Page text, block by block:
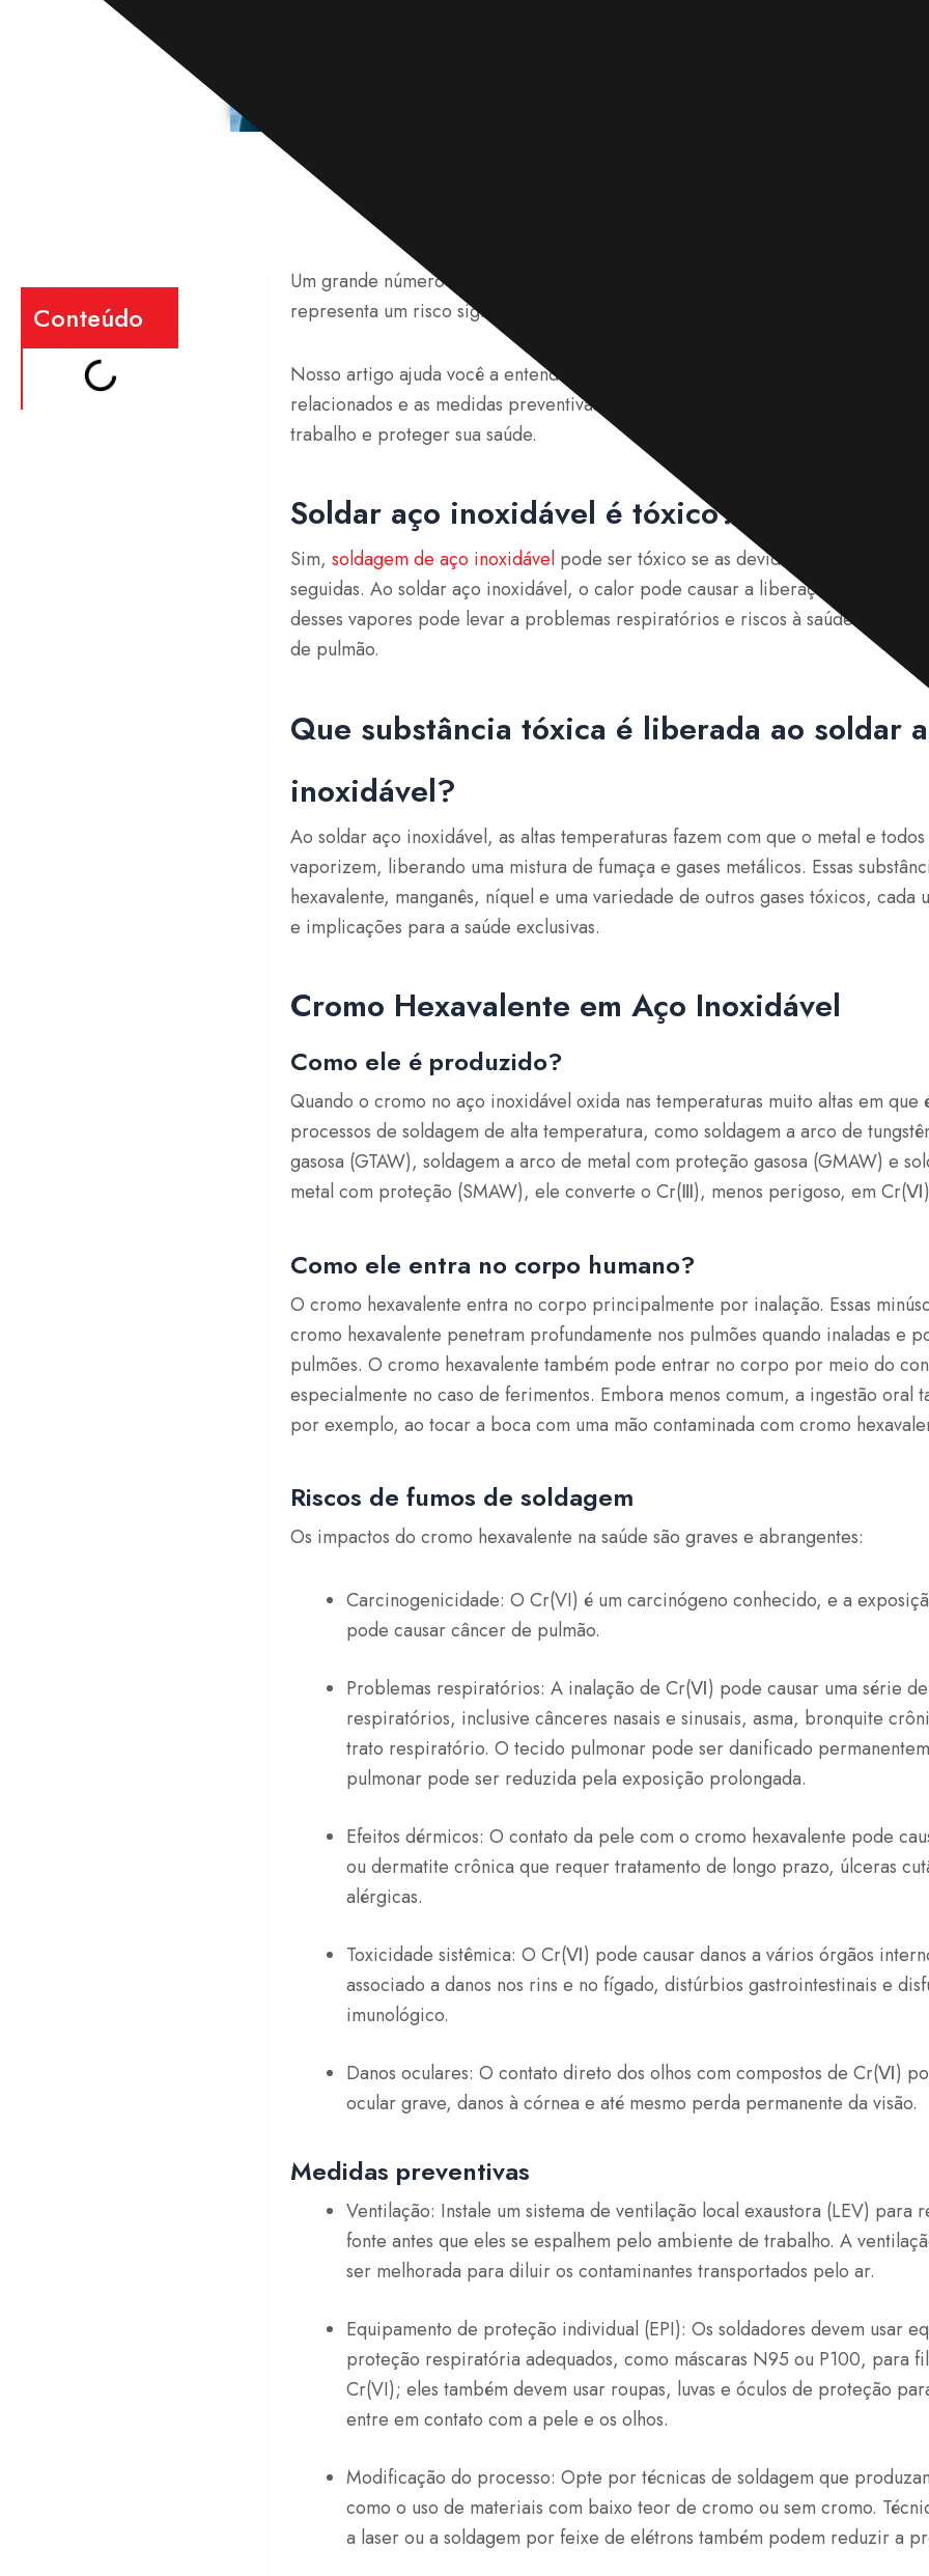
Conteúdo
Um grande número de substâncias tóxicas é liberado durante a soldagem de
representa um risco significativo para a saúde dos soldadores.
Nosso artigo ajuda você a entender essas substâncias, como elas entram no
relacionados e as medidas preventivas. Assim, você pode garantir melhor a
trabalho e proteger sua saúde.
Soldar aço inoxidável é tóxico?
Sim,soldagem de aço inoxidável pode ser tóxico se as devidas precauções de
seguidas. Ao soldar aço inoxidável, o calor pode causar a liberação de vapores
desses vapores pode levar a problemas respiratórios e riscos à saúde a longo
de pulmão.
Que substância tóxica é liberada ao soldar
inoxidável?
Ao soldar aço inoxidável, as altas temperaturas fazem com que o metal e
vaporizem, liberando uma mistura de fumaça e gases metálicos. Essas
hexavalente, manganês, níquel e uma variedade de outros gases tóxicos,
e implicações para a saúde exclusivas.
Cromo Hexavalente em Aço Inoxidável
Como ele é produzido?
Quando o cromo no aço inoxidável oxida nas temperaturas muito altas em que
processos de soldagem de alta temperatura, como soldagem a arco de
gasosa (GTAW), soldagem a arco de metal com proteção gasosa (GMAW) e
metal com proteção (SMAW), ele converte o Cr(Ⅲ), menos perigoso, em
Como ele entra no corpo humano?
O cromo hexavalente entra no corpo principalmente por inalação. Essas
cromo hexavalente penetram profundamente nos pulmões quando inaladas e
pulmões. O cromo hexavalente também pode entrar no corpo por meio do
especialmente no caso de ferimentos. Embora menos comum, a ingestão oral
por exemplo, ao tocar a boca com uma mão contaminada com cromo
Riscos de fumos de soldagem
Os impactos do cromo hexavalente na saúde são graves e abrangentes:
Carcinogenicidade: O Cr(VI) é um carcinógeno conhecido, e a
pode causar câncer de pulmão.
Problemas respiratórios: A inalação de Cr(Ⅵ) pode causar uma série
respiratórios, inclusive cânceres nasais e sinusais, asma, bronquite
trato respiratório. O tecido pulmonar pode ser danificado
pulmonar pode ser reduzida pela exposição prolongada.
Efeitos dérmicos: O contato da pele com o cromo hexavalente pode
ou dermatite crônica que requer tratamento de longo prazo, úlceras
alérgicas.
Toxicidade sistêmica: O Cr(Ⅵ) pode causar danos a vários órgãos
associado a danos nos rins e no fígado, distúrbios gastrointestinais e
imunológico.
Danos oculares: O contato direto dos olhos com compostos de Cr(Ⅵ)
ocular grave, danos à córnea e até mesmo perda permanente da visão.
Medidas preventivas
Ventilação: Instale um sistema de ventilação local exaustora (LEV) para
fonte antes que eles se espalhem pelo ambiente de trabalho. A
ser melhorada para diluir os contaminantes transportados pelo ar.
Equipamento de proteção individual (EPI): Os soldadores devem usar
proteção respiratória adequados, como máscaras N95 ou P100, para
Cr(VI); eles também devem usar roupas, luvas e óculos de proteção
entre em contato com a pele e os olhos.
Modificação do processo: Opte por técnicas de soldagem que
como o uso de materiais com baixo teor de cromo ou sem cromo.
a laser ou a soldagem por feixe de elétrons também podem reduzir a